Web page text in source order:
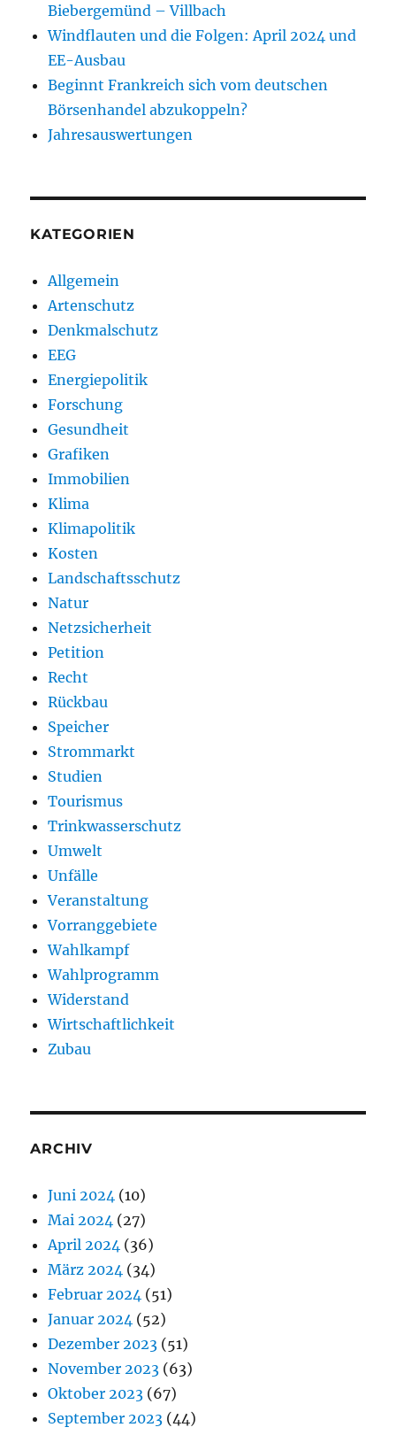
Biebergemünd – Villbach
Windflauten und die Folgen: April 2024 und
EE-Ausbau
Beginnt Frankreich sich vom deutschen
Börsenhandel abzukoppeln?
Jahresauswertungen
KATEGORIEN
Allgemein
Artenschutz
Denkmalschutz
EEG
Energiepolitik
Forschung
Gesundheit
Grafiken
Immobilien
Klima
Klimapolitik
Kosten
Landschaftsschutz
Natur
Netzsicherheit
Petition
Recht
Rückbau
Speicher
Strommarkt
Studien
Tourismus
Trinkwasserschutz
Umwelt
Unfälle
Veranstaltung
Vorranggebiete
Wahlkampf
Wahlprogramm
Widerstand
Wirtschaftlichkeit
Zubau
ARCHIV
Juni 2024 (10)
Mai 2024 (27)
April 2024 (36)
März 2024 (34)
Februar 2024 (51)
Januar 2024 (52)
Dezember 2023 (51)
November 2023 (63)
Oktober 2023 (67)
September 2023 (44)